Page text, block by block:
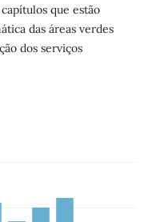
que estão
das áreas verdes
dos serviços